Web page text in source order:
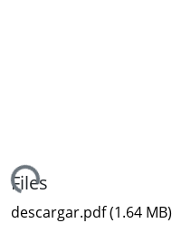
Files
descargar.pdf(1.64 MB)